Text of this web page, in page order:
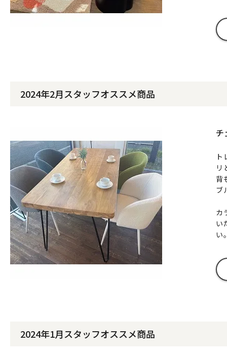
2024年2月スタッフオススメ商品
チ
リ
背
ブ
カ
い
い
2024年1月スタッフオススメ商品